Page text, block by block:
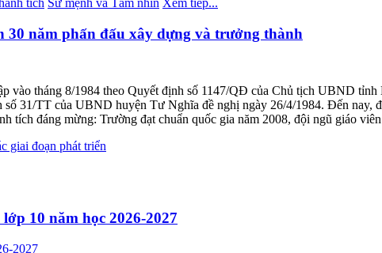
năm phấn đấu xây dựng và trưởng thành
vào tháng 8/1984 theo Quyết định số 1147/QĐ của Chủ tịch UBND
31/TT của UBND huyện Tư Nghĩa đề nghị ngày 26/4/1984. Đến nay,
tích đáng mừng: Trường đạt chuẩn quốc gia năm 2008, đội ngũ giáo
giai đoạn phát triển
10 năm học 2026-2027